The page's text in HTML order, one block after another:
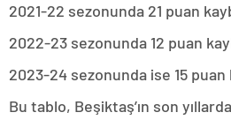
2021-22 sezonunda 21 puan
2022-23 sezonunda 12 puan
2023-24 sezonunda ise 15 puan
Bu tablo, Beşiktaş’ın son